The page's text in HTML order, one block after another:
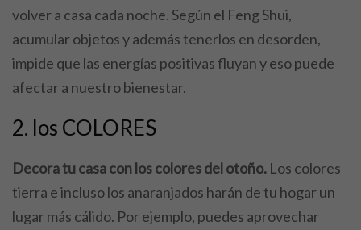
volver a casa cada noche. Según el Feng Shui,
acumular objetos y además tenerlos en desorden,
impide que las energías positivas fluyan y eso puede
afectar a nuestro bienestar.
2. los COLORES
Decora tu casa con los colores del otoño. Los colores
tierra e incluso los anaranjados harán de tu hogar un
lugar más cálido. Por ejemplo, puedes aprovechar